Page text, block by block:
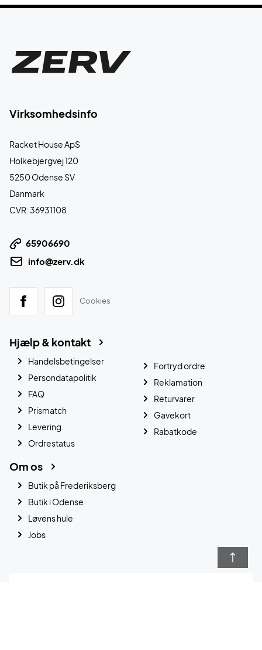
Virksomhedsinfo
Racket House ApS
Holkebjergvej 120
5250 Odense SV
Danmark
CVR: 36931108
65906690
info@zerv.dk
Cookies
Hjælp & kontakt
Handelsbetingelser
Persondatapolitik
FAQ
Prismatch
Levering
Ordrestatus
Fortryd ordre
Reklamation
Returvarer
Gavekort
Rabatkode
Om os
Butik på Frederiksberg
Butik i Odense
Løvens hule
Jobs